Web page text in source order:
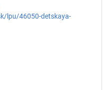
lpu/46050-detskaya-